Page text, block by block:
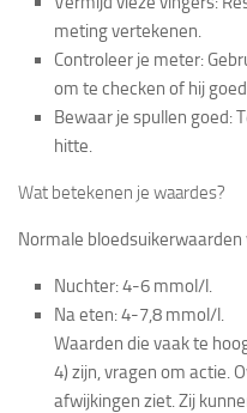
meting vertekenen.
Controleer je meter:
om te checken of hij
Bewaar je spullen goed:
hitte.
Wat betekenen je waardes?
Normale
Nuchter: 4-6 mmol/l.
Na eten: 4-7,8 mmol/l.
Waarden die vaak te
4) zijn, vragen om actie.
afwijkingen ziet. Zij